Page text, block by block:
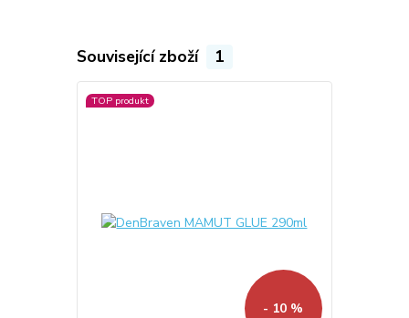
Související zboží 1
TOP produkt
- 10 %